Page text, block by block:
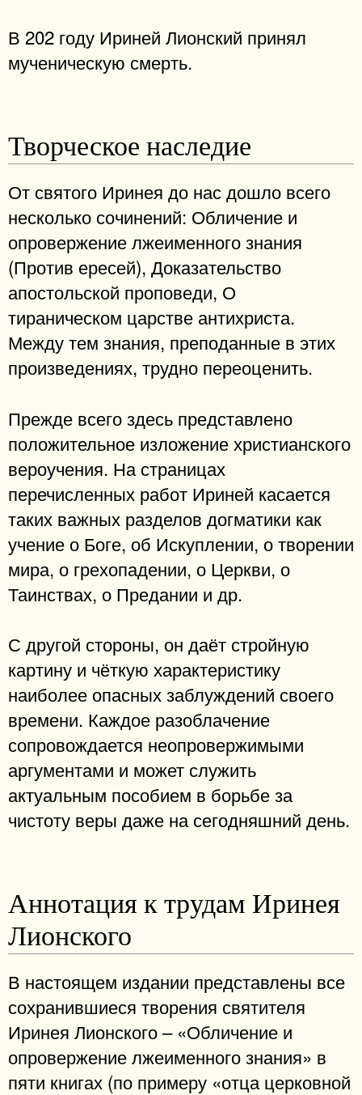
В 202 году Ириней Лионский принял
мученическую смерть.
Творческое наследие
От святого Иринея до нас дошло всего
несколько сочинений: Обличение и
опровержение лжеименного знания
(Против ересей), Доказательство
апостольской проповеди, О
тираническом царстве антихриста.
Между тем знания, преподанные в этих
произведениях, трудно переоценить.
Прежде всего здесь представлено
положительное изложение христианского
вероучения. На страницах
перечисленных работ Ириней касается
таких важных разделов догматики как
учение о Боге, об Искуплении, о творении
мира, о грехопадении, о Церкви, о
Таинствах, о Предании и др.
С другой стороны, он даёт стройную
картину и чёткую характеристику
наиболее опасных заблуждений своего
времени. Каждое разоблачение
сопровождается неопровержимыми
аргументами и может служить
актуальным пособием в борьбе за
чистоту веры даже на сегодняшний день.
Аннотация к трудам Иринея
Лионского
В настоящем издании представлены все
сохранившиеся творения святителя
Иринея Лионского – «Обличение и
опровержение лжеименного знания» в
пяти книгах (по примеру «отца церковной